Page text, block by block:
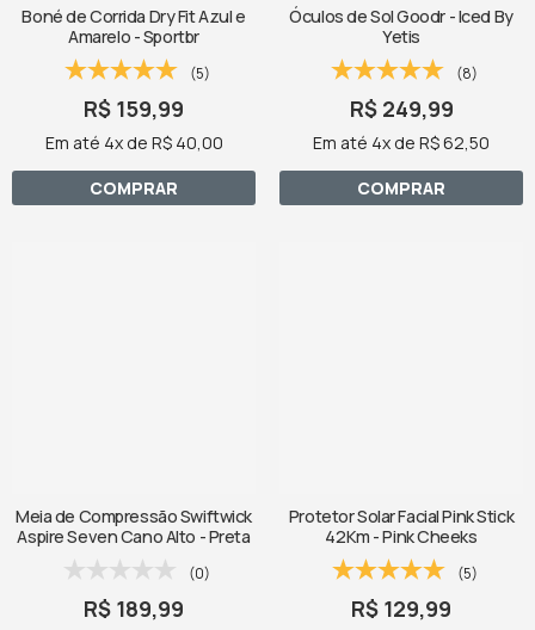
Boné de Corrida Dry Fit Azul e
Amarelo - Sportbr
(5)
R$ 159,99
Em até 4x de R$ 40,00
COMPRAR
Óculos de Sol Goodr - Iced By
Yetis
(8)
R$ 249,99
Em até 4x de R$ 62,50
COMPRAR
Meia de Compressão Swiftwick
Aspire Seven Cano Alto - Preta
(0)
R$ 189,99
Protetor Solar Facial Pink Stick
42Km - Pink Cheeks
(5)
R$ 129,99